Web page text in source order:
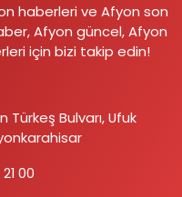
haberleri ve Afyon son
Afyon güncel, Afyon
için bizi takip edin!
Bulvarı, Ufuk
00